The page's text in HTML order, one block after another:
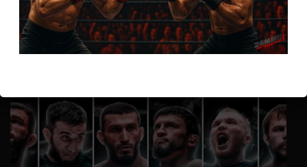
заканчивается начинается загрузка видео длиною в жизнь.
Исправьте пожалуйста